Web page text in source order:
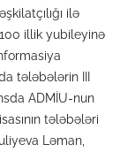
ilə
illik yubileyinə
tələbələrin III
ADMİU-nun
tələbələri
Ləman,